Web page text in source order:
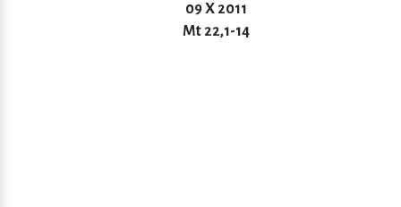
09 X 2011
Mt 22,1-14